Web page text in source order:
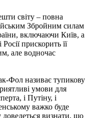
світу – повна
Збройним силам
включаючи Київ, а
прискорить її
але водночас
Фол називає тупикову
умови для
і Путіну, і
важко буде
визнати, що